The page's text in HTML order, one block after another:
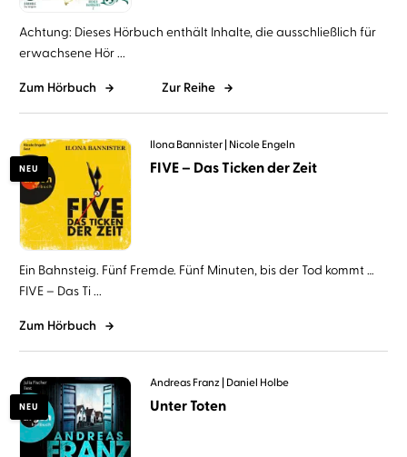
Achtung: Dieses Hörbuch enthält Inhalte, die ausschließlich für
erwachsene Hör ...
Zum Hörbuch Zur Reihe
NEU
Ilona Bannister Nicole Engeln
FIVE – Das Ticken der Zeit
Ein Bahnsteig. Fünf Fremde. Fünf Minuten, bis der Tod kommt …
FIVE – Das Ti ...
Zum Hörbuch
NEU
Andreas Franz Daniel Holbe
Unter Toten